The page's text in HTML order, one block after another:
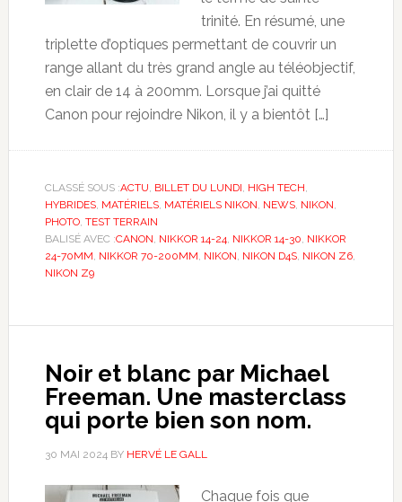
trinité. En résumé, une
triplette d’optiques permettant de couvrir un
range allant du très grand angle au téléobjectif,
en clair de 14 à 200mm. Lorsque j’ai quitté
Canon pour rejoindre Nikon, il y a bientôt […]
CLASSÉ SOUS :ACTU BILLET DU LUNDI HIGH TECH
HYBRIDES, MATÉRIELS, MATÉRIELS NIKON NEWS, NIKON
PHOTO, TEST TERRAIN
BALISÉ AVEC :CANON NIKKOR 14-24 NIKKOR 14-30 NIKKOR
24-70MM NIKKOR 70-200MM NIKON NIKON D4S, NIKON Z6,
NIKON Z9
Noir et blanc par Michael
Freeman. Une masterclass
qui porte bien son nom.
30 MAI 2024 BY HERVÉ LE GALL
Chaque fois que